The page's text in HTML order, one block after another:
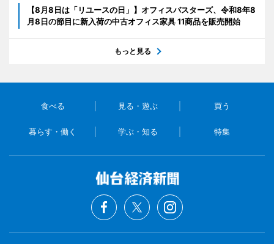
【8月8日は「リユースの日」】オフィスバスターズ、令和8年8
月8日の節目に新入荷の中古オフィス家具 11商品を販売開始
もっと見る
食べる 見る・遊ぶ 買う
暮らす・働く 学ぶ・知る 特集